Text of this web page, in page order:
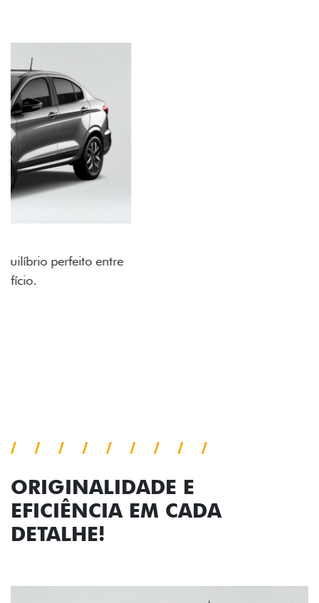
As rodas de liga leve com desenho dinâmico e
acabamento diamantado elevam o estilo do Fiat
ORIGINALIDADE E
EFICIÊNCIA EM CADA
DETALHE!